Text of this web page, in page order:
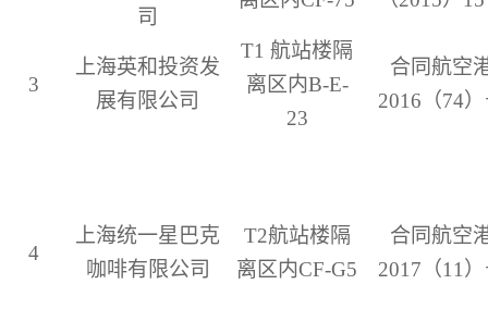
司
3
上海英和投资发
展有限公司
T1 航站楼隔
离区内B-E-
23
合同航空
2016 （74
4
上海统一星巴克
咖啡有限公司
T2航站楼隔
离区内CF-G5
合同航空
2017 （11